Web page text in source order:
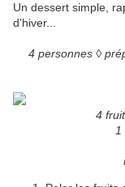
Un dessert simple,
d'hiver...
4 personnes ◊
4